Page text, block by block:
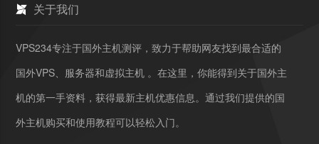
关于我们
VPS234专注于国外主机测评，致力于帮助网友找到最合适的
国外VPS、服务器和虚拟主机 。在这里，你能得到关于国外主
机的第一手资料，获得最新主机优惠信息。通过我们提供的国
外主机购买和使用教程可以轻松入门。